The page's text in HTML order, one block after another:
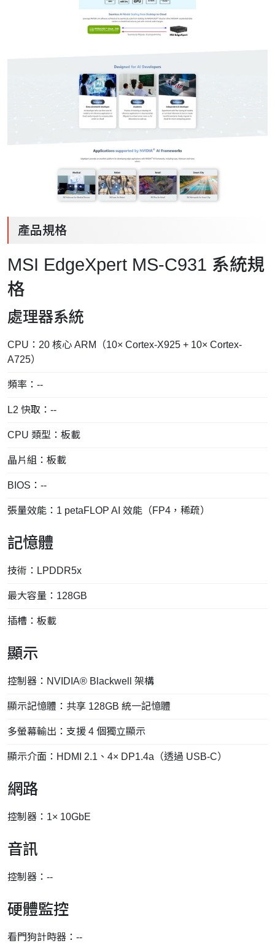
產品規格
MSI EdgeXpert MS-C931 系統規
格
處理器系統
CPU：20 核心 ARM（10× Cortex-X925 + 10× Cortex-
A725）
頻率：--
L2 快取：--
CPU 類型：板載
晶片組：板載
BIOS：--
張量效能：1 petaFLOP AI 效能（FP4，稀疏）
記憶體
技術：LPDDR5x
最大容量：128GB
插槽：板載
顯示
控制器：NVIDIA® Blackwell 架構
顯示記憶體：共享 128GB 統一記憶體
多螢幕輸出：支援 4 個獨立顯示
顯示介面：HDMI 2.1、4× DP1.4a（透過 USB-C）
網路
控制器：1× 10GbE
音訊
控制器：--
硬體監控
看門狗計時器：--